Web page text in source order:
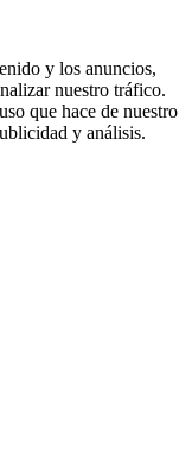
y los anuncios,
nuestro tráfico.
que hace de nuestro
y análisis.